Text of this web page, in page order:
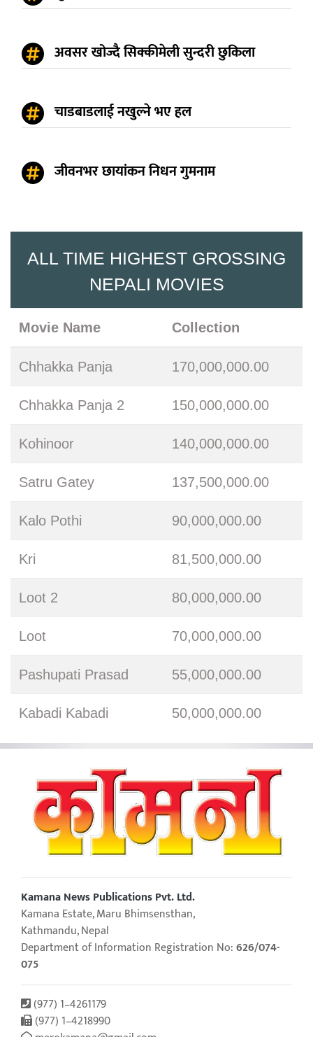
अवसर खोज्दै सिक्कीमेली सुन्दरी छुकिला
चाडबाडलाई नखुल्ने भए हल
जीवनभर छायांकन निधन गुमनाम
ALL TIME HIGHEST GROSSING
NEPALI MOVIES
Movie Name Collection
Chhakka Panja 170,000,000.00
Chhakka Panja 2 150,000,000.00
Kohinoor 140,000,000.00
Satru Gatey 137,500,000.00
Kalo Pothi 90,000,000.00
Kri 81,500,000.00
Loot 2 80,000,000.00
Loot 70,000,000.00
Pashupati Prasad 55,000,000.00
Kabadi Kabadi 50,000,000.00
Kamana News Publications Pvt. Ltd.
Kamana Estate, Maru Bhimsensthan,
Kathmandu, Nepal
Department of Information Registration No:626/074-
075
(977) 1–4261179
(977) 1–4218990